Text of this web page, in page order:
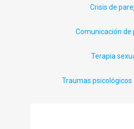
Crisis de
Comunicación de
Terapia
Traumas psicológicos